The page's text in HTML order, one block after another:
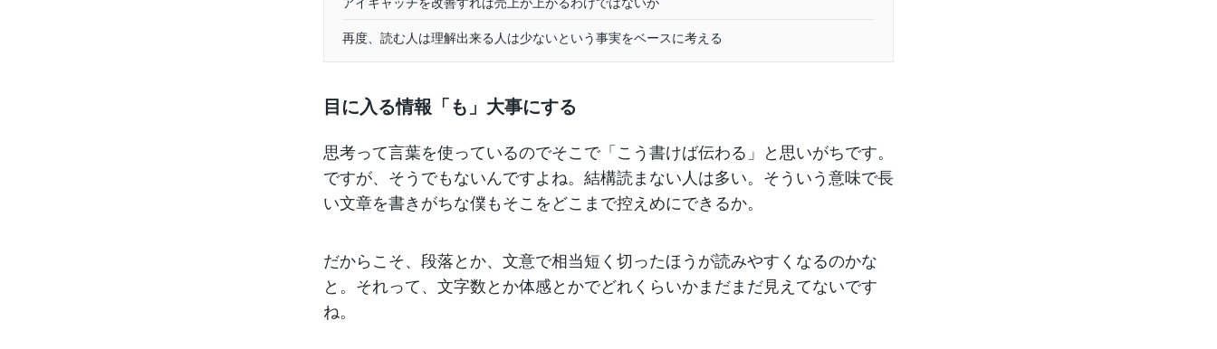
再度、読む人は理解出来る人は少ないという事実をベースに考える
目に入る情報「も」大事にする
思考って言葉を使っているのでそこで「こう書けば伝わる」と思いがちです。
ですが、そうでもないんですよね。結構読まない人は多い。そういう意味で長
い文章を書きがちな僕もそこをどこまで控えめにできるか。
だからこそ、段落とか、文意で相当短く切ったほうが読みやすくなるのかな
と。それって、文字数とか体感とかでどれくらいかまだまだ見えてないです
ね。